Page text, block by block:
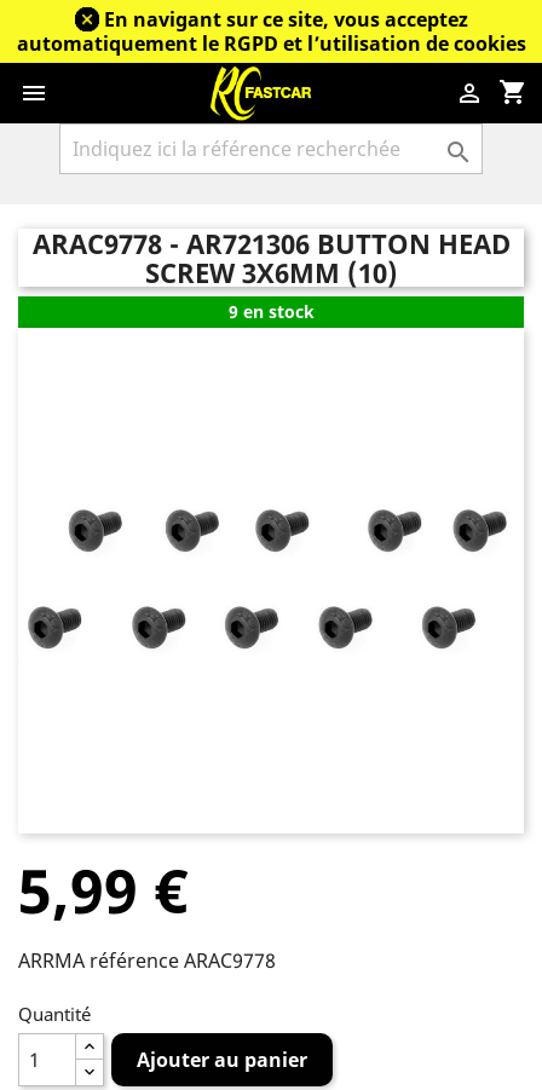
En navigant sur ce site, vous acceptez
automatiquement le RGPD et l’utilisation de cookies
 shopping_cart


ARAC9778 - AR721306 BUTTON HEAD
SCREW 3X6MM (10)
9 en stock
5,99 €
ARRMA référence ARAC9778
Quantité
Ajouter au panier